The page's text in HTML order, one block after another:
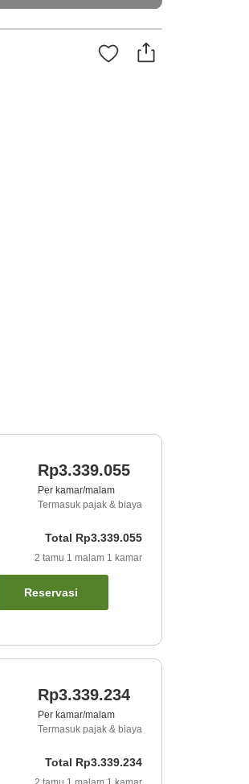
Rp3.339.055
Per kamar/malam
Termasuk pajak & biaya
Total Rp3.339.055
2 tamu 1 malam 1 kamar
Reservasi
Rp3.339.234
Per kamar/malam
Termasuk pajak & biaya
Total Rp3.339.234